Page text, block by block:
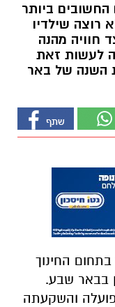
ביותר
רוצה שילדיו
חוויה מהנה
לעשות זאת
השנה של באר
ואם ל-1 עוסקת בתחום החינוך
בבאר שבע.
והשקעתה